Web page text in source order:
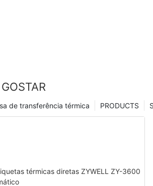
PRODUCTS
de transferência térmica